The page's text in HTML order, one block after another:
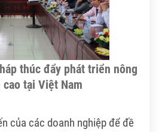
thúc đẩy phát triển nông
tại Việt Nam
của các doanh nghiệp để đề